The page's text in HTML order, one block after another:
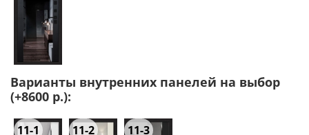
Варианты внутренних панелей на выбор
(+8600 р.):
11-1 11-2 11-3